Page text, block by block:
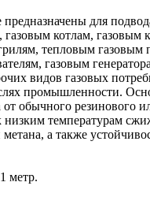
для
газовым котлам, газовым
тепловым
газовым
видов газовых
промышленности.
от обычного резинового
низким температурам
а также
метр.